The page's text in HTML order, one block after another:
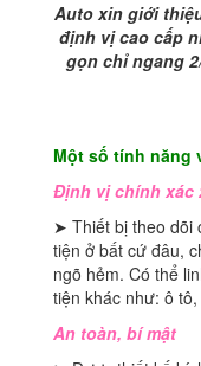
Auto xin giới
định vị cao cấp
gọn chỉ ngang
Một số tính năng
Định vị chính xác
➤ Thiết bị theo dõi
tiện ở bất cứ đâu,
ngõ hẻm. Có thể
tiện khác như: ô
An toàn, bí mật